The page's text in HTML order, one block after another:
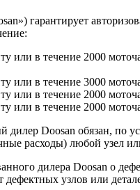
гарантирует
или в течение 2000
или в течение 3000
или в течение 2000
или в течение 2000
дилер Doosan обязан, по
расходы) любой узел
дилера Doosan о
узлов или